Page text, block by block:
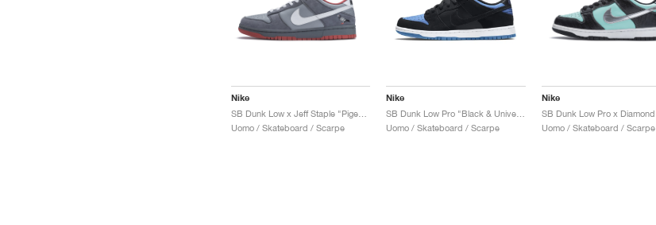
Nike
SB Dunk Low x Jeff Staple "Pigeon"
Uomo / Skateboard / Scarpe
Nike
Uomo / Skateboard / Scarpe
Nike
Uomo / Skateboard / Scarpe